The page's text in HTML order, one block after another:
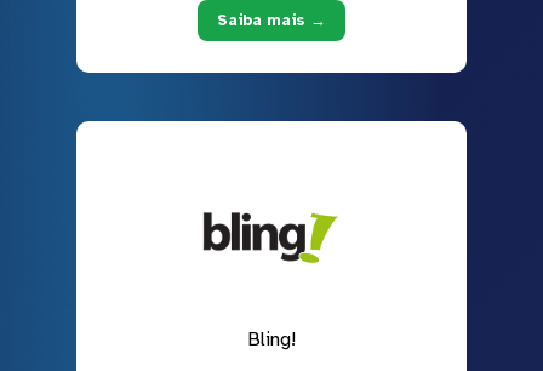
Saiba mais →
Bling!